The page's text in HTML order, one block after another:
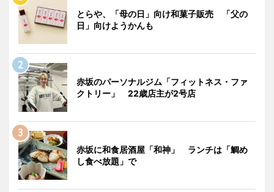
とらや、「母の日」向け和菓子販売 「父の
日」向けようかんも
赤坂のパーソナルジム「フィットネス・ファ
クトリー」 22歳店主が2号店
赤坂に和食居酒屋「和神」 ランチは「鯛め
し食べ放題」で